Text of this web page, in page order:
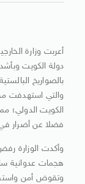
أعربت وزارة
دولة الكويت وبأشد
بالصواريخ
والتي استهدفت
الكويت الدولي؛
فضلا عن أضرار في
وأكدت الوزارة
هجمات عدوانية
وتقوض أمن